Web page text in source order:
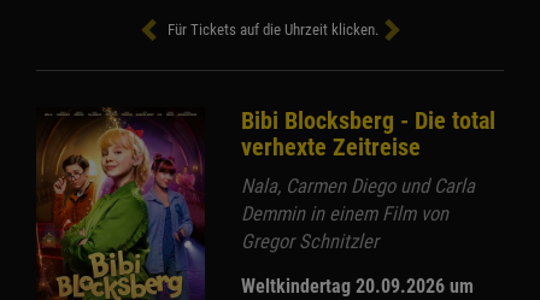
Für Tickets auf die Uhrzeit klicken.
Bibi Blocksberg - Die total
verhexte Zeitreise
Nala, Carmen Diego und Carla
Demmin in einem Film von
Gregor Schnitzler
Weltkindertag 20.09.2026 um